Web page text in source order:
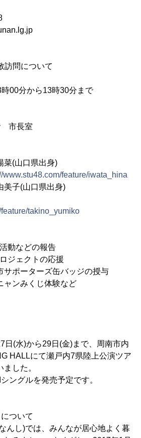
訪問について
00分から13時30分まで
市長室
(山口県出身)
www.stu48.com/feature/iwata_hina
子(山口県出身)
takino_yumiko
動などの報告
ジェクトの応援
ポーターズ缶バッジの授与
ンみくじ体験など
日(水)から29日(金)まで、周南市内
HALLにて瀬戸内7県陸上公演ツア
した。
ングルを発売予定です。
ついて
んし)では、みんなが居心地よく暮